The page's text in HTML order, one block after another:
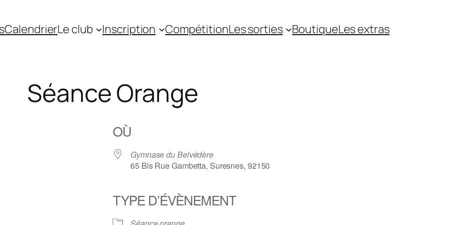
CalendrierLe club Inscription CompétitionLes sorties BoutiqueLes extras
Séance Orange
OÙ
Gymnase du Belvédère
65 Bis Rue Gambetta, Suresnes, 92150
TYPE D’ÉVÈNEMENT